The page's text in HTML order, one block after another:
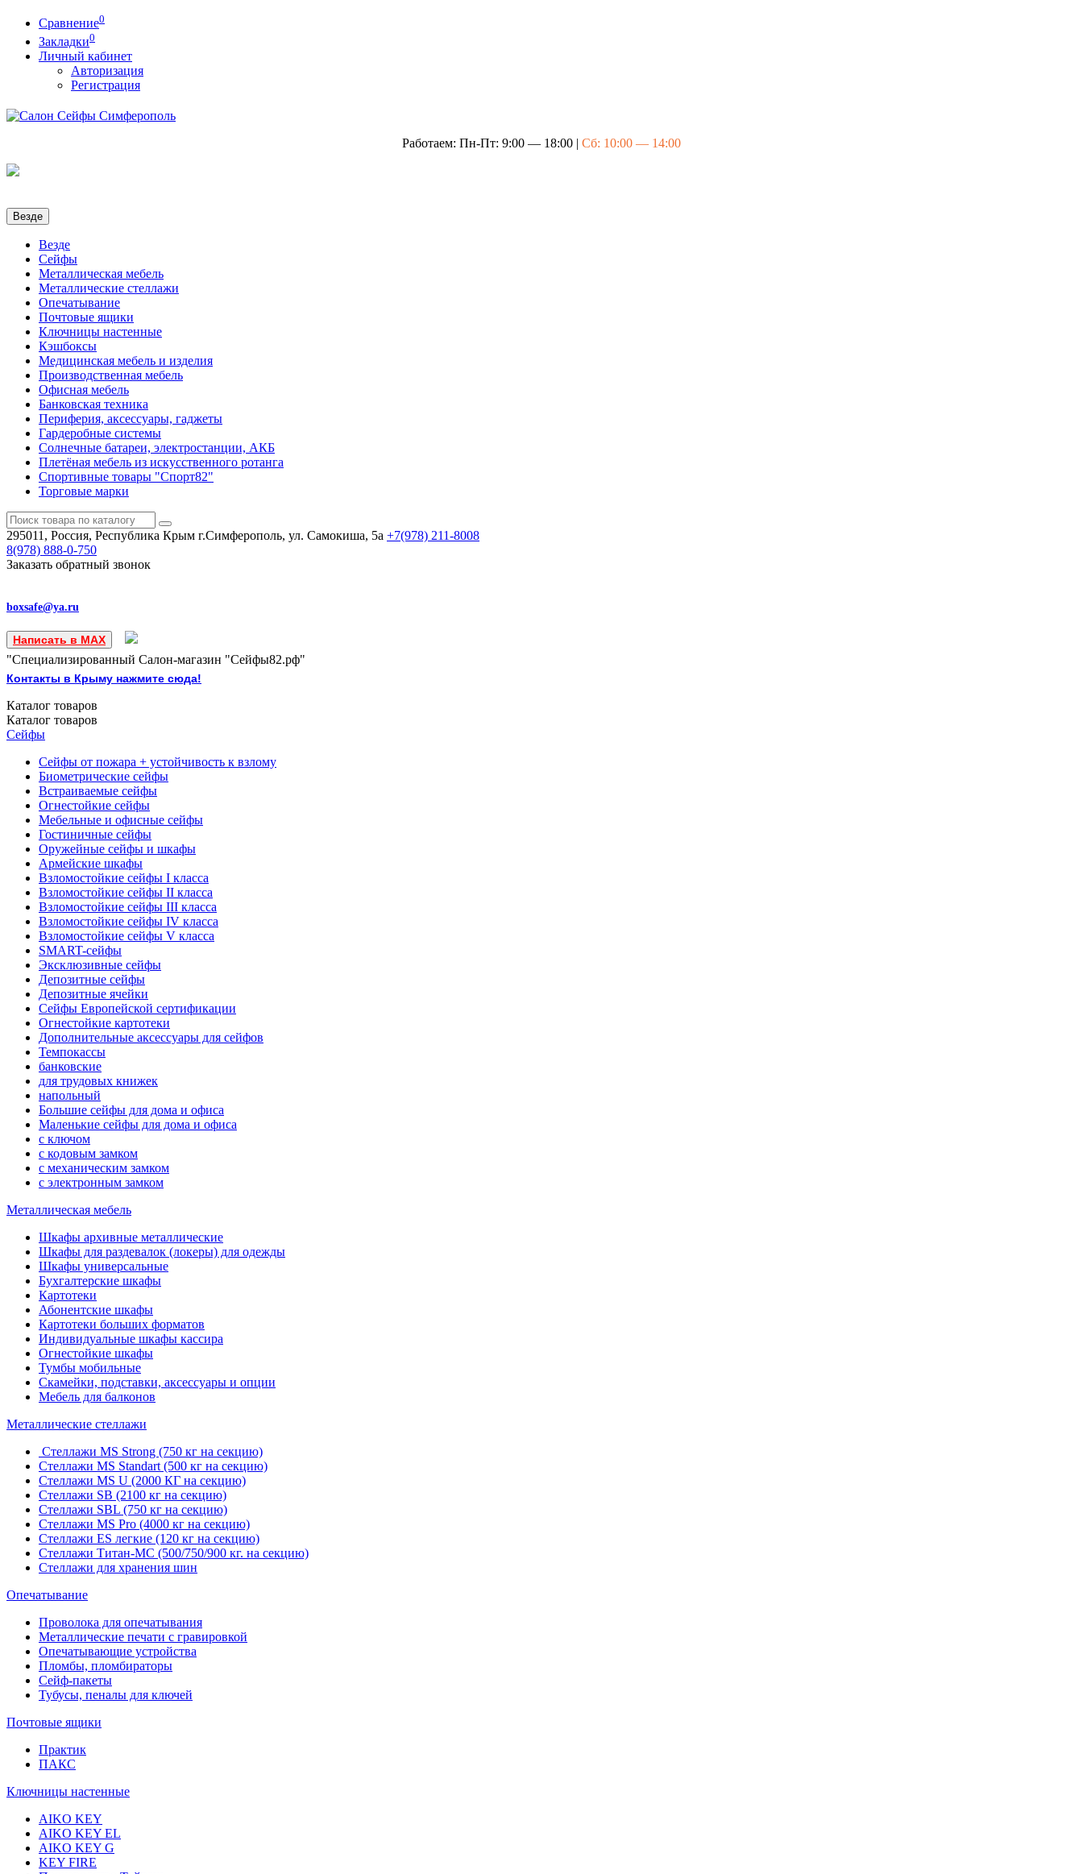
Сравнение0
Закладки0
Личный кабинет
Авторизация
Регистрация
Работаем: Пн-Пт: 9:00 — 18:00 | Сб: 10:00 — 14:00
Везде
Везде
Сейфы
Металлическая мебель
Металлические стеллажи
Опечатывание
Почтовые ящики
Ключницы настенные
Кэшбоксы
Медицинская мебель и изделия
Производственная мебель
Офисная мебель
Банковская техника
Периферия, аксессуары, гаджеты
Гардеробные системы
Солнечные батареи, электростанции, АКБ
Плетёная мебель из искусственного ротанга
Спортивные товары "Спорт82"
Торговые марки
295011, Россия, Республика Крым г.Симферополь, ул. Самокиша, 5а +7(978) 211-8008
8(978) 888-0-750
Заказать обратный звонок
boxsafe@ya.ru
Написать в MAX
"Специализированный Салон-магазин "Сейфы82.рф"
Контакты в Крыму нажмите сюда!
Каталог товаров
Каталог товаров
Сейфы
Сейфы от пожара + устойчивость к взлому
Биометрические сейфы
Встраиваемые сейфы
Огнестойкие сейфы
Мебельные и офисные сейфы
Гостиничные сейфы
Оружейные сейфы и шкафы
Армейские шкафы
Взломостойкие сейфы I класса
Взломостойкие сейфы II класса
Взломостойкие сейфы III класса
Взломостойкие сейфы IV класса
Взломостойкие сейфы V класса
SMART-сейфы
Эксклюзивные сейфы
Депозитные сейфы
Депозитные ячейки
Сейфы Европейской сертификации
Огнестойкие картотеки
Дополнительные аксессуары для сейфов
Темпокассы
банковские
для трудовых книжек
напольный
Большие сейфы для дома и офиса
Маленькие сейфы для дома и офиса
с ключом
с кодовым замком
с механическим замком
с электронным замком
Металлическая мебель
Шкафы архивные металлические
Шкафы для раздевалок (локеры) для одежды
Шкафы универсальные
Бухгалтерские шкафы
Картотеки
Абонентские шкафы
Картотеки больших форматов
Индивидуальные шкафы кассира
Огнестойкие шкафы
Тумбы мобильные
Скамейки, подставки, аксессуары и опции
Мебель для балконов
Металлические стеллажи
Стеллажи MS Strong (750 кг на секцию)
Стеллажи MS Standart (500 кг на секцию)
Стеллажи MS U (2000 КГ на секцию)
Стеллажи SB (2100 кг на секцию)
Стеллажи SBL (750 кг на секцию)
Стеллажи MS Pro (4000 кг на секцию)
Стеллажи ES легкие (120 кг на секцию)
Стеллажи Титан-МС (500/750/900 кг. на секцию)
Стеллажи для хранения шин
Опечатывание
Проволока для опечатывания
Металлические печати с гравировкой
Опечатывающие устройства
Пломбы, пломбираторы
Сейф-пакеты
Тубусы, пеналы для ключей
Почтовые ящики
Практик
ПАКС
Ключницы настенные
AIKO KEY
AIKO KEY EL
AIKO KEY G
KEY FIRE